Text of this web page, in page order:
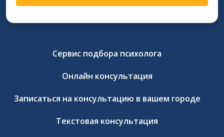
Сервис подбора психолога
Онлайн консультация
Записаться на консультацию в вашем городе
Текстовая консультация